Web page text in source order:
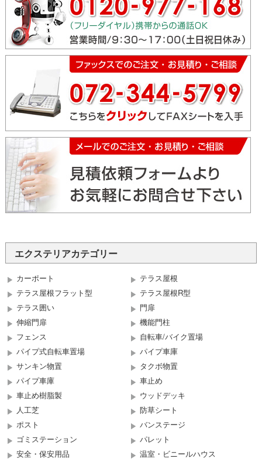
エクステリアカテゴリー
カーポート
テラス屋根
テラス屋根フラット型
テラス屋根R型
テラス囲い
門扉
伸縮門扉
機能門柱
フェンス
自転車/バイク置場
パイプ式自転車置場
パイプ車庫
サンキン物置
タクボ物置
パイプ車庫
車止め
車止め樹脂製
ウッドデッキ
人工芝
防草シート
ポスト
バンステージ
ゴミステーション
パレット
安全・保安用品
温室・ビニールハウス